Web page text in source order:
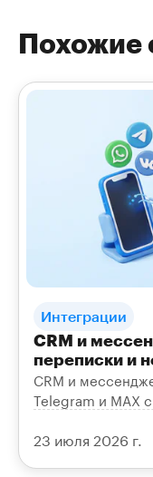
Похожие
Интеграции
CRM и
переписки и
CRM и
Telegram и MAX
была в одной
23 июля 2026 г.